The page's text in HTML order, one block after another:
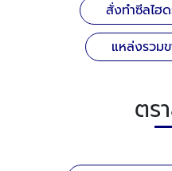
สั่งทำซีลไฮ
แหล่งรวมข
ตร